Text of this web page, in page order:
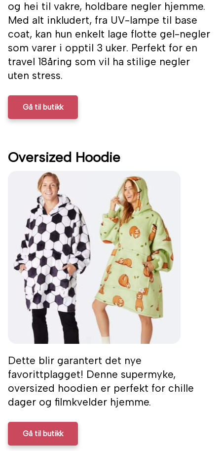
og hei til vakre, holdbare negler hjemme.
Med alt inkludert, fra UV-lampe til base
coat, kan hun enkelt lage flotte gel-negler
som varer i opptil 3 uker. Perfekt for en
travel 18åring som vil ha stilige negler
uten stress.
Gå til butikk
Oversized Hoodie
Dette blir garantert det nye
favorittplagget! Denne supermyke,
oversized hoodien er perfekt for chille
dager og filmkvelder hjemme.
Gå til butikk